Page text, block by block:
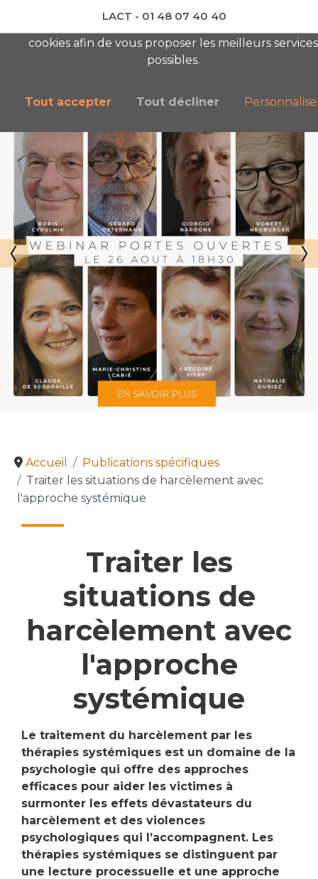
newsletter AC
Accueil
Publications spécifiques
Traiter les situations de harcèlement avec
l'approche systémique
Traiter les
situations de
harcèlement avec
l'approche
systémique
Le traitement du harcèlement par les
thérapies systémiques est un domaine de la
psychologie qui offre des approches
efficaces pour aider les victimes à
surmonter les effets dévastateurs du
harcèlement et des violences
psychologiques qui l’accompagnent. Les
thérapies systémiques se distinguent par
une lecture processuelle et une approche
cookies afin de vous proposer les meilleurs services
possibles.
Tout accepter Tout décliner
LACT - 01 48 07 40 40